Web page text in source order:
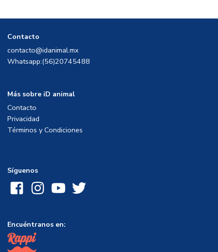
Contacto
contacto@idanimal.mx
Whatsapp:(56)20745488
Más sobre iD animal
Contacto
Privacidad
Términos y Condiciones
Síguenos
Encuéntranos en: